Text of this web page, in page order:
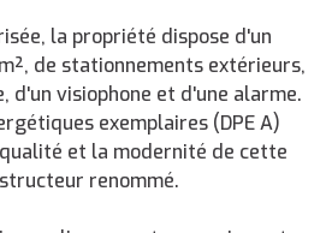
la propriété dispose d'un
de stationnements extérieurs,
d'un visiophone et d'une alarme.
exemplaires (DPE A)
et la modernité de cette
renommé.